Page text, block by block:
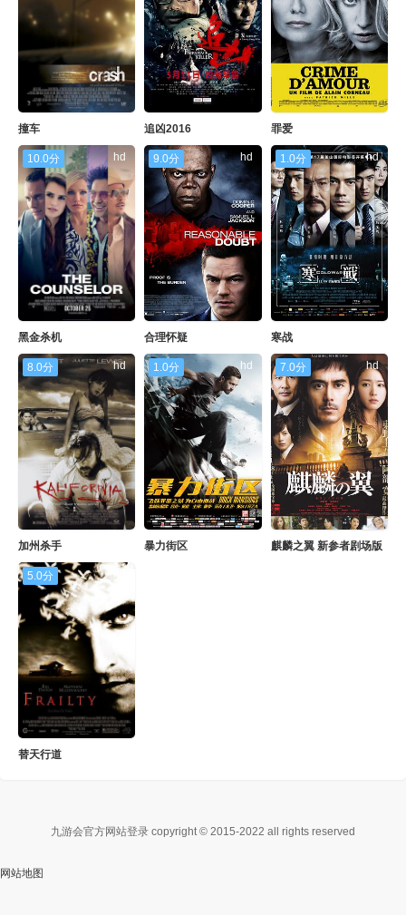
撞车 追凶2016 罪爱
10.0分 hd
黑金杀机
9.0分 hd
合理怀疑
1.0分 hd
寒战
8.0分 hd
加州杀手
1.0分 hd
暴力街区
7.0分 hd
麒麟之翼 新参者剧场版
5.0分
替天行道
九游会官方网站登录 copyright © 2015-2022 all rights reserved
网站地图